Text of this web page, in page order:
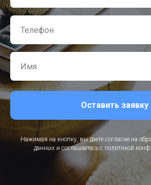
Оставить заявку
Нажимая на кнопку, вы даете согласие на
данных и соглашаетесь c политикой